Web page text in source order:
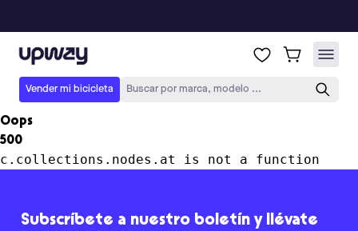
Upway
Vender mi bicicleta Buscar por marca, modelo ...
Oops
500
c.collections.nodes.at is not a function
Subscríbete a nuestro boletín y llévate